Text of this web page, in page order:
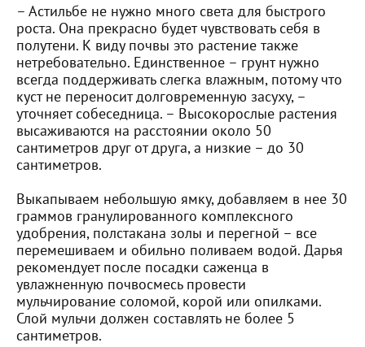
– Астильбе не нужно много света для быстрого
роста. Она прекрасно будет чувствовать себя в
полутени. К виду почвы это растение также
нетребовательно. Единственное – грунт нужно
всегда поддерживать слегка влажным, потому что
куст не переносит долговременную засуху, –
уточняет собеседница. – Высокорослые растения
высаживаются на расстоянии около 50
сантиметров друг от друга, а низкие – до 30
сантиметров.
Выкапываем небольшую ямку, добавляем в нее 30
граммов гранулированного комплексного
удобрения, полстакана золы и перегной – все
перемешиваем и обильно поливаем водой. Дарья
рекомендует после посадки саженца в
увлажненную почвосмесь провести
мульчирование соломой, корой или опилками.
Слой мульчи должен составлять не более 5
сантиметров.